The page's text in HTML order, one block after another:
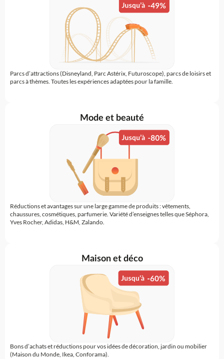
Parcs d’attractions (Disneyland, Parc Astérix, Futuroscope), parcs de loisirs et
parcs à thèmes. Toutes les expériences adaptées pour la famille.
Mode et beauté
Réductions et avantages sur une large gamme de produits : vêtements,
chaussures, cosmétiques, parfumerie. Variété d’enseignes telles que Séphora,
Yves Rocher, Adidas, H&M, Zalando.
Maison et déco
Bons d’achats et réductions pour vos idées de décoration, jardin ou mobilier
(Maison du Monde, Ikea, Conforama).